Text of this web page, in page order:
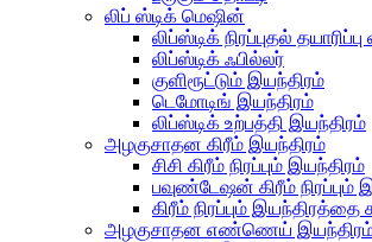
லிப் ஸ்டிக் மெஷின்
லிப்ஸ்டிக் நிரப்புதல் தயாரிப்பு
லிப்ஸ்டிக் ஃபில்லர்
குளிரூட்டும் இயந்திரம்
டெமோடிங் இயந்திரம்
லிப்ஸ்டிக் உற்பத்தி இயந்திரம்
அழகுசாதன கிரீம் இயந்திரம்
சிசி கிரீம் நிரப்பும் இயந்திரம்
பவுண்டேஷன் கிரீம் நிரப்பும்
கிரீம் நிரப்பும்
அழகுசாதன எண்ணெய்